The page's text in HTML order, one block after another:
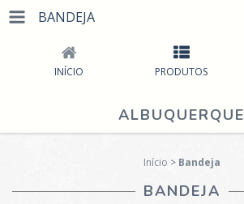
BANDEJA
INÍCIO PRODUTOS
ALBUQUERQUE
Início > Bandeja
BANDEJA